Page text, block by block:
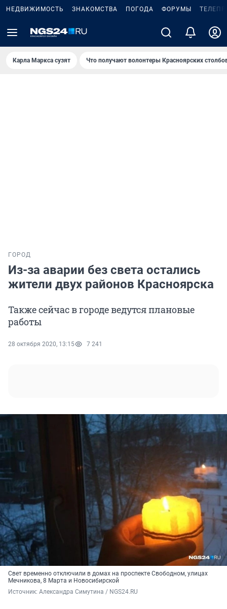
НЕДВИЖИМОСТЬ ЗНАКОМСТВА ПОГОДА ФОРУМЫ
Карла Маркса сузят Что получают волонтеры Красноярских
ГОРОД
Из-за аварии без света остались
жители двух районов Красноярска
Также сейчас в городе ведутся плановые
работы
28 октября 2020, 13:15 7 241
Свет временно отключили в домах на проспекте Свободном, улицах
Мечникова, 8 Марта и Новосибирской
Источник: Александра Симутина / NGS24.RU